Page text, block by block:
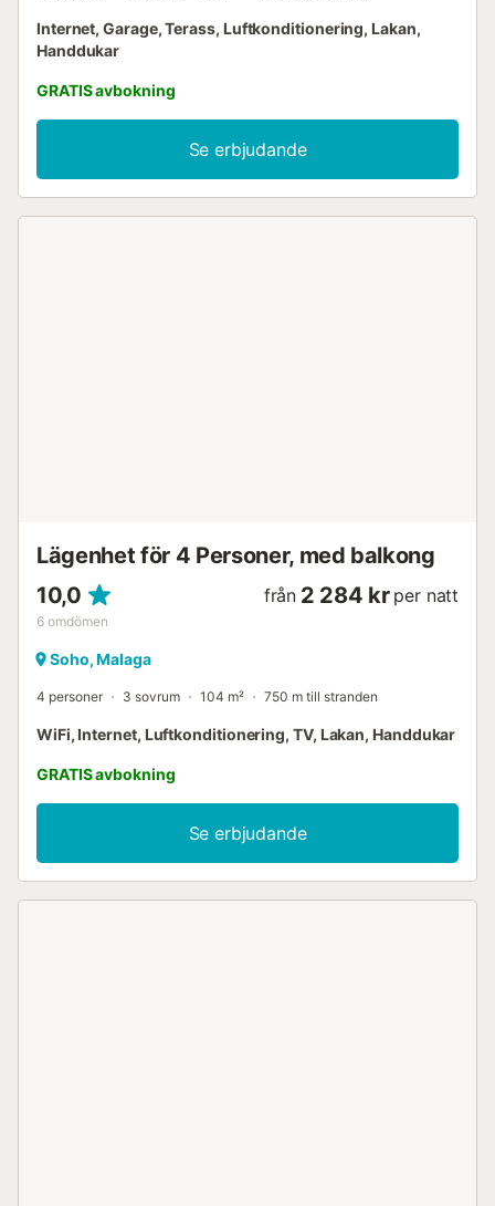
Internet, Garage, Terass, Luftkonditionering, Lakan,
Handdukar
GRATIS avbokning
Se erbjudande
Lägenhet för 4 Personer, med balkong
10,0
6 omdömen
från 2 284 kr per natt
Soho, Malaga
4 personer 3 sovrum 104 m² 750 m till stranden
WiFi, Internet, Luftkonditionering, TV, Lakan, Handdukar
GRATIS avbokning
Se erbjudande